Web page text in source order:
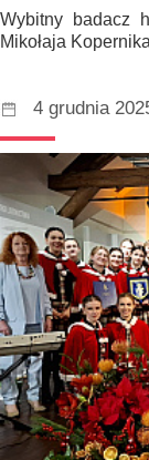
Wybitny badacz
Mikołaja
4 grudnia